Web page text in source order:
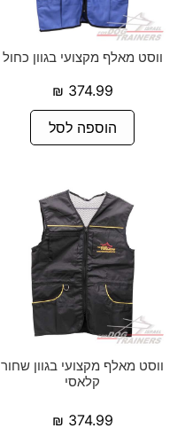
ווסט מאלף מקצועי בגוון כחול
374.99
₪
הוספה לסל
ווסט מאלף מקצועי בגוון שחור
קלאסי
374.99
₪